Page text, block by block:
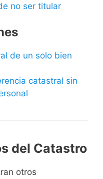
no ser titular
de un solo bien
catastral sin
del Catastro
otros